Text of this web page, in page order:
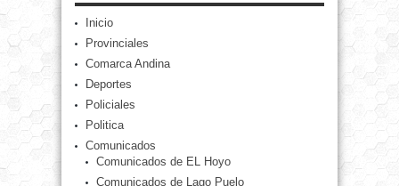
Inicio
Provinciales
Comarca Andina
Deportes
Policiales
Politica
Comunicados
Comunicados de EL Hoyo
Comunicados de Lago Puelo